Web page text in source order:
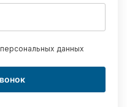
персональных данных